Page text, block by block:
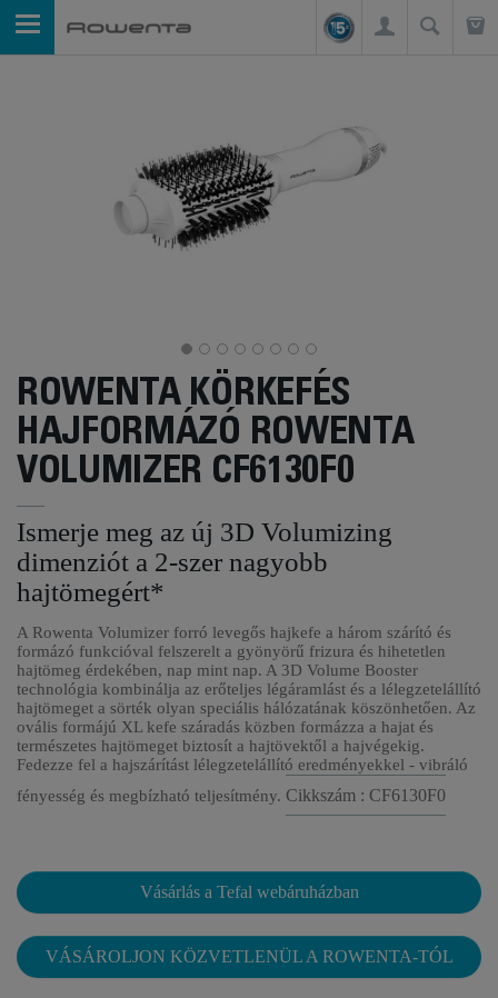
ROWENTA KÖRKEFÉS
HAJFORMÁZÓ ROWENTA
VOLUMIZER CF6130F0
Ismerje meg az új 3D Volumizing
dimenziót a 2-szer nagyobb
hajtömegért*
A Rowenta Volumizer forró levegős hajkefe a három szárító és
formázó funkcióval felszerelt a gyönyörű frizura és hihetetlen
hajtömeg érdekében, nap mint nap. A 3D Volume Booster
technológia kombinálja az erőteljes légáramlást és a lélegzetelállító
hajtömeget a sörték olyan speciális hálózatának köszönhetően. Az
ovális formájú XL kefe száradás közben formázza a hajat és
természetes hajtömeget biztosít a hajtövektől a hajvégekig.
Fedezze fel a hajszárítást lélegzetelállító eredményekkel - vibráló
fényesség és megbízható teljesítmény. Cikkszám : CF6130F0
Vásárlás a Tefal webáruházban
VÁSÁROLJON KÖZVETLENÜL A ROWENTA-TÓL